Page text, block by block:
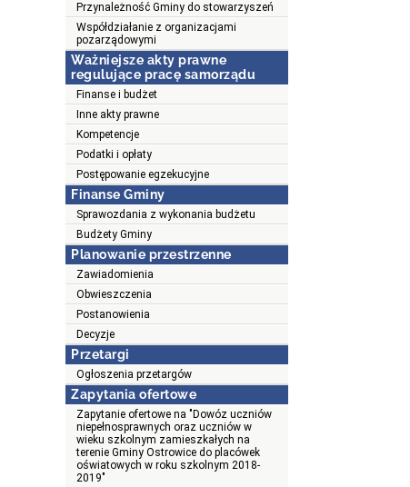
Przynależność Gminy do stowarzyszeń
Współdziałanie z organizacjami
pozarządowymi
Ważniejsze akty prawne
regulujące pracę samorządu
Finanse i budżet
Inne akty prawne
Kompetencje
Podatki i opłaty
Postępowanie egzekucyjne
Finanse Gminy
Sprawozdania z wykonania budżetu
Budżety Gminy
Planowanie przestrzenne
Zawiadomienia
Obwieszczenia
Postanowienia
Decyzje
Przetargi
Ogłoszenia przetargów
Zapytania ofertowe
Zapytanie ofertowe na "Dowóz uczniów
niepełnosprawnych oraz uczniów w
wieku szkolnym zamieszkałych na
terenie Gminy Ostrowice do placówek
oświatowych w roku szkolnym 2018-
2019"